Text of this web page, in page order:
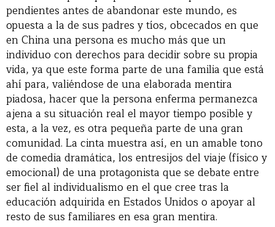
pendientes antes de abandonar este mundo, es
opuesta a la de sus padres y tíos, obcecados en que
en China una persona es mucho más que un
individuo con derechos para decidir sobre su propia
vida, ya que este forma parte de una familia que está
ahí para, valiéndose de una elaborada mentira
piadosa, hacer que la persona enferma permanezca
ajena a su situación real el mayor tiempo posible y
esta, a la vez, es otra pequeña parte de una gran
comunidad. La cinta muestra así, en un amable tono
de comedia dramática, los entresijos del viaje (físico y
emocional) de una protagonista que se debate entre
ser fiel al individualismo en el que cree tras la
educación adquirida en Estados Unidos o apoyar al
resto de sus familiares en esa gran mentira.